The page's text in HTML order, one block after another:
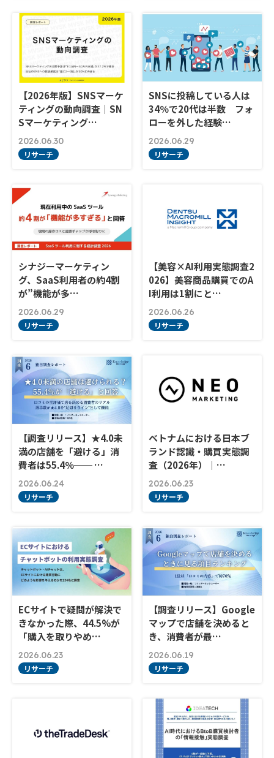
【2026年版】SNSマーケ
ティングの動向調査｜SN
Sマーケティング…
2026.06.30
リサーチ
SNSに投稿している人は
34％で20代は半数 フォ
ローを外した経験…
2026.06.29
リサーチ
シナジーマーケティン
グ、SaaS利用者の約4割
が”機能が多…
2026.06.29
リサーチ
【美容×AI利用実態調査2
026】美容商品購買でのA
I利用は1割にと…
2026.06.26
リサーチ
【調査リリース】★4.0未
満の店舗を「避ける」消
費者は55.4％── …
2026.06.24
リサーチ
ベトナムにおける日本ブ
ランド認識・購買実態調
査（2026年）｜…
2026.06.23
リサーチ
ECサイトで疑問が解決で
きなかった際、44.5%が
「購入を取りやめ…
2026.06.23
リサーチ
【調査リリース】Google
マップで店舗を決めると
き、消費者が最…
2026.06.19
リサーチ